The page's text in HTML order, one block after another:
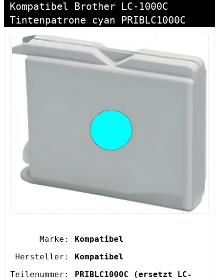
Kompatibel Brother LC-1000C
Tintenpatrone cyan PRIBLC1000C
Marke:
Kompatibel
Hersteller:
Kompatibel
Teilenummer:
PRIBLC1000C
(ersetzt LC-